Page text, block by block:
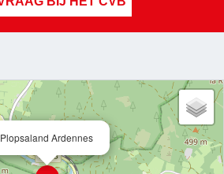
Plopsaland Ardennes